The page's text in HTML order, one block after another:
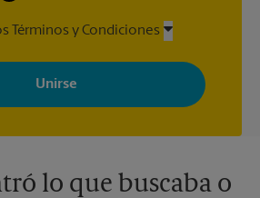
Términos y Condiciones
recibir correos electrónicos de The UPS
especiales, promociones y mensajes
Puede darse de baja en cualquier
información, consulte nuestra política de
lo que buscaba o